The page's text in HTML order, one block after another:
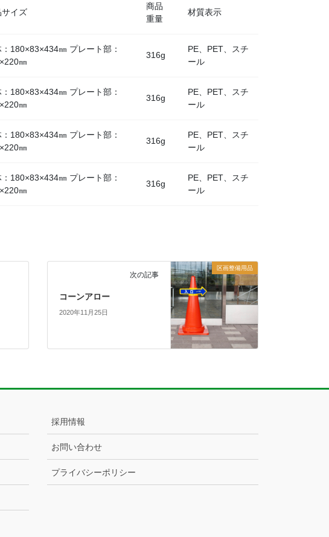
サイズ
商品
重量
材質表示
180×83×434㎜ プレート部：
㎜
316g
PE、PET、スチ
ール
180×83×434㎜ プレート部：
㎜
316g
PE、PET、スチ
ール
180×83×434㎜ プレート部：
㎜
316g
PE、PET、スチ
ール
180×83×434㎜ プレート部：
㎜
316g
PE、PET、スチ
ール
区画整備用品
次の記事
コーンアロー
2020年11月25日
採用情報
お問い合わせ
プライバシーポリシー